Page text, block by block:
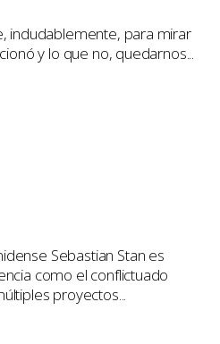
indudablemente, para mirar
y lo que no, quedarnos...
Sebastian Stan es
como el conflictuado
proyectos...